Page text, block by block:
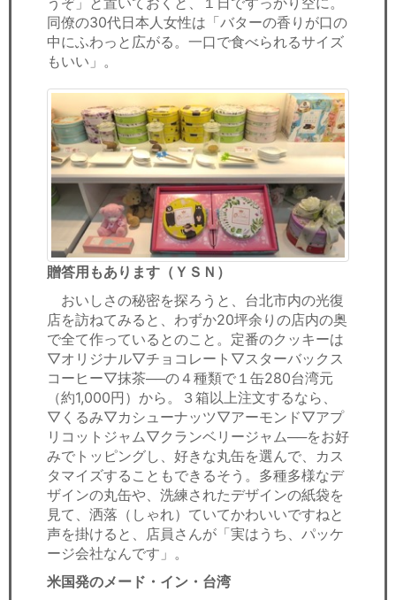
同僚の30代日本人女性は「バターの香りが口の
中にふわっと広がる。一口で食べられるサイズ
もいい」。
贈答用もあります（ＹＳＮ）
おいしさの秘密を探ろうと、台北市内の光復
店を訪ねてみると、わずか20坪余りの店内の奥
で全て作っているとのこと。定番のクッキーは
▽オリジナル▽チョコレート▽スターバックス
コーヒー▽抹茶──の４種類で１缶280台湾元
（約1,000円）から。３箱以上注文するなら、
▽くるみ▽カシューナッツ▽アーモンド▽アプ
リコットジャム▽クランベリージャム──をお好
みでトッピングし、好きな丸缶を選んで、カス
タマイズすることもできるそう。多種多様なデ
ザインの丸缶や、洗練されたデザインの紙袋を
見て、洒落（しゃれ）ていてかわいいですねと
声を掛けると、店員さんが「実はうち、パッケ
ージ会社なんです」。
米国発のメード・イン・台湾